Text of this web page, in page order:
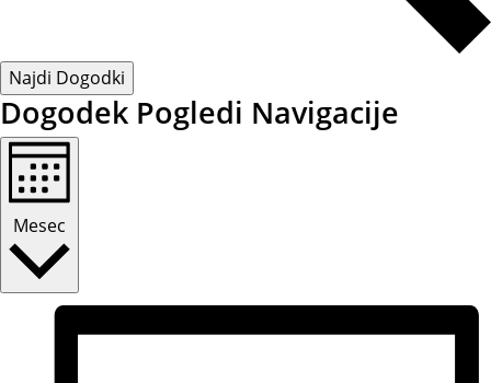
Najdi Dogodki
Dogodek Pogledi Navigacije
Mesec